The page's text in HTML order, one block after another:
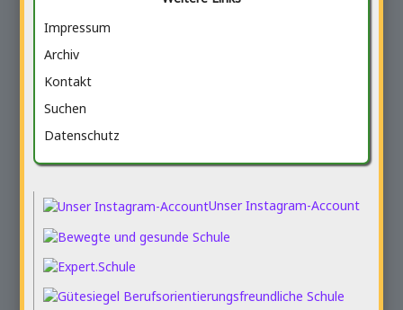
Impressum
Archiv
Kontakt
Suchen
Datenschutz
Unser Instagram-Account